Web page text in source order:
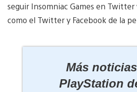
seguir Insomniac Games en Twitter
como el Twitter y Facebook de la
Más
PlayStation